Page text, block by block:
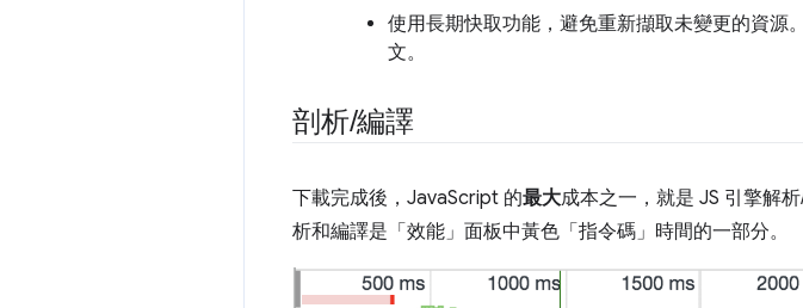
使用長期快取功能，避免重新擷取未變更的資源
文。
剖析/編譯
下載完成後，JavaScript 的最大成本之一，就是 JS 引擎解
析和編譯是「效能」面板中黃色「指令碼」時間的一部分。